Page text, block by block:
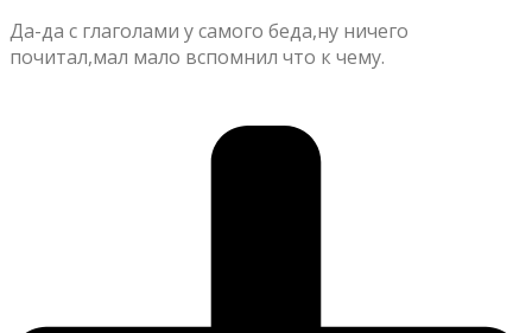
Да-да с глаголами у самого беда,ну ничего
почитал,мал мало вспомнил что к чему.